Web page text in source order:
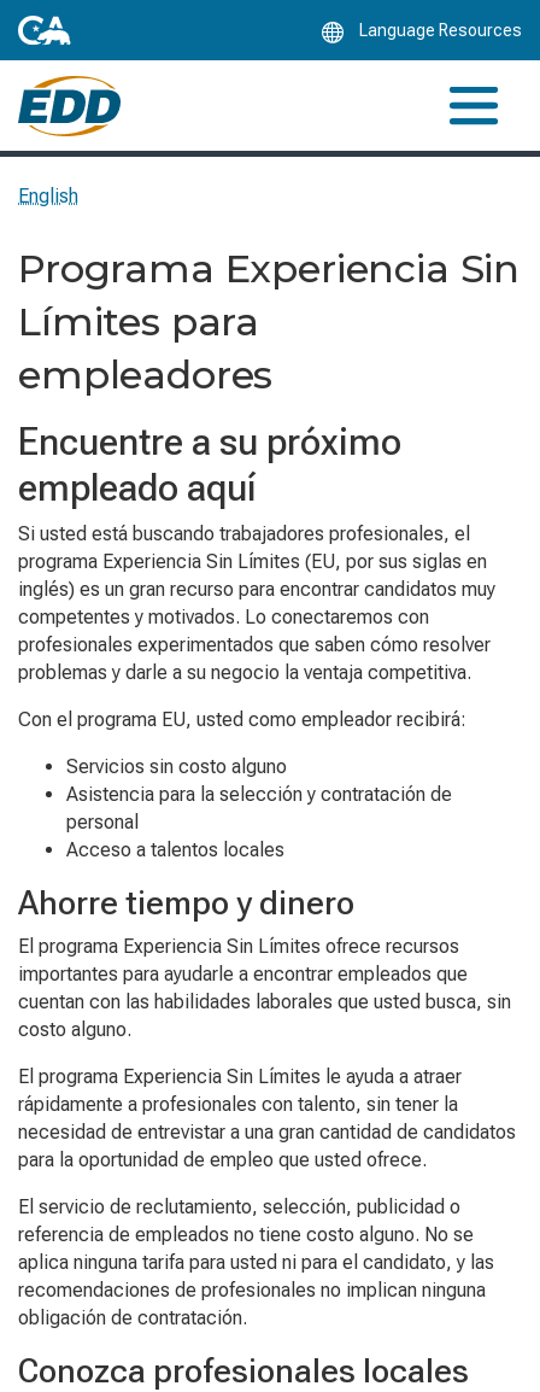
Language Resources
English
Programa Experiencia Sin
Límites para
empleadores
Encuentre a su próximo
empleado aquí
Si usted está buscando trabajadores profesionales, el
programa Experiencia Sin Límites (EU, por sus siglas en
inglés) es un gran recurso para encontrar candidatos muy
competentes y motivados. Lo conectaremos con
profesionales experimentados que saben cómo resolver
problemas y darle a su negocio la ventaja competitiva.
Con el programa EU, usted como empleador recibirá:
Servicios sin costo alguno
Asistencia para la selección y contratación de
personal
Acceso a talentos locales
Ahorre tiempo y dinero
El programa Experiencia Sin Límites ofrece recursos
importantes para ayudarle a encontrar empleados que
cuentan con las habilidades laborales que usted busca, sin
costo alguno.
El programa Experiencia Sin Límites le ayuda a atraer
rápidamente a profesionales con talento, sin tener la
necesidad de entrevistar a una gran cantidad de candidatos
para la oportunidad de empleo que usted ofrece.
El servicio de reclutamiento, selección, publicidad o
referencia de empleados no tiene costo alguno. No se
aplica ninguna tarifa para usted ni para el candidato, y las
recomendaciones de profesionales no implican ninguna
obligación de contratación.
Conozca profesionales locales